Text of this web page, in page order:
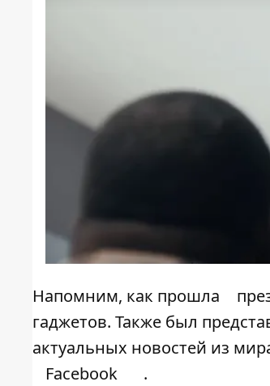
Напомним, как прошла
гаджетов. Также был
актуальных новостей из
Facebook
.